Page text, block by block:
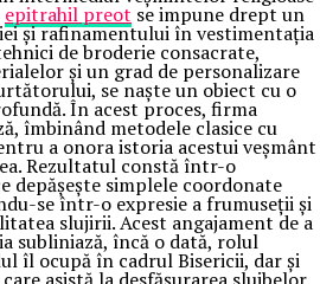
epitrahil preot se impune drept un
și rafinamentului în vestimentația
de broderie consacrate,
și un grad de personalizare
se naște un obiect cu o
În acest proces, firma
îmbinând metodele clasice cu
a onora istoria acestui veșmânt
Rezultatul constă într-o
depășește simplele coordonate
se într-o expresie a frumuseții și
slujirii. Acest angajament de a
subliniază, încă o dată, rolul
îl ocupă în cadrul Bisericii, dar și